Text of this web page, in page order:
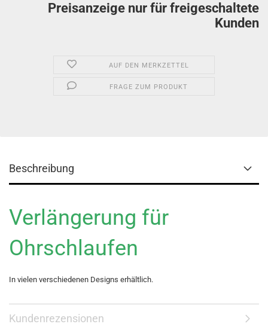
Preisanzeige nur für freigeschaltete
Kunden
AUF DEN MERKZETTEL
FRAGE ZUM PRODUKT
Beschreibung
Verlängerung für
Ohrschlaufen
In vielen verschiedenen Designs erhältlich.
Kundenrezensionen